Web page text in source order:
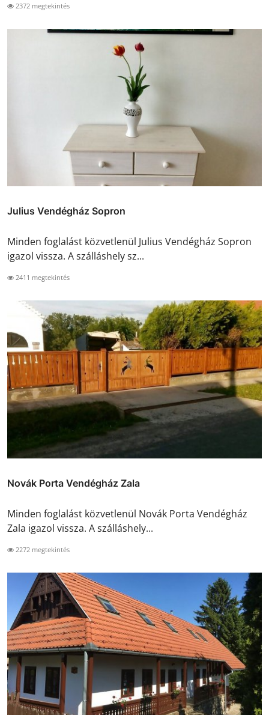
2372 megtekintés
Julius Vendégház Sopron
Minden foglalást közvetlenül Julius Vendégház Sopron
igazol vissza. A szálláshely sz...
2411 megtekintés
Novák Porta Vendégház Zala
Minden foglalást közvetlenül Novák Porta Vendégház
Zala igazol vissza. A szálláshely...
2272 megtekintés